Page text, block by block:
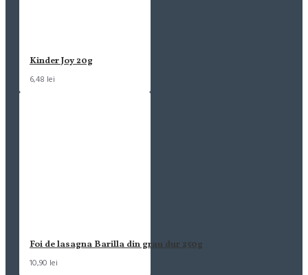
Kinder Joy 20g
6,48 lei
Foi de lasagna Barilla din grau dur 250g
10,90 lei